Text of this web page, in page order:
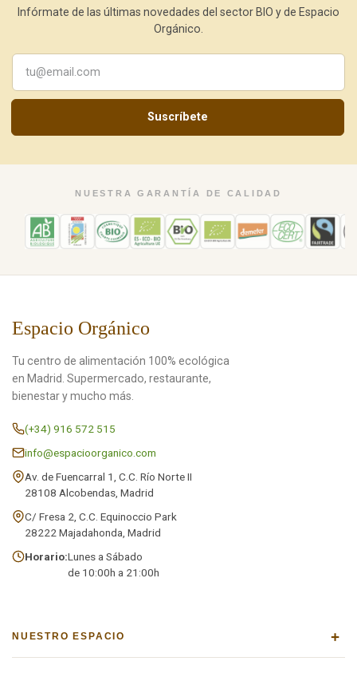
Infórmate de las últimas novedades del sector BIO y de Espacio
Orgánico.
Suscríbete
NUESTRA GARANTÍA DE CALIDAD
Espacio Orgánico
Tu centro de alimentación 100% ecológica
en Madrid. Supermercado, restaurante,
bienestar y mucho más.
(+34) 916 572 515
info@espacioorganico.com
Av. de Fuencarral 1, C.C. Río Norte II
28108 Alcobendas, Madrid
C/ Fresa 2, C.C. Equinoccio Park
28222 Majadahonda, Madrid
Horario:Lunes a Sábado
de 10:00h a 21:00h
NUESTRO ESPACIO +